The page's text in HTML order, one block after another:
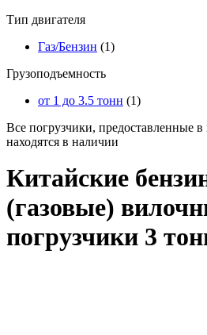
Тип двигателя
Газ/Бензин (1)
Грузоподъемность
от 1 до 3.5 тонн (1)
Все погрузчики, предоставленные
находятся в наличии
Китайские
(газовые)
погрузчики 3